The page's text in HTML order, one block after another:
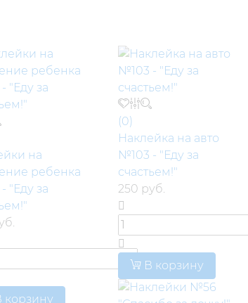
на
ребенка
"Еду за
корзину
(0)
Наклейка на авто
№103 - "Еду за
счастьем!"
250 руб.
В корзину